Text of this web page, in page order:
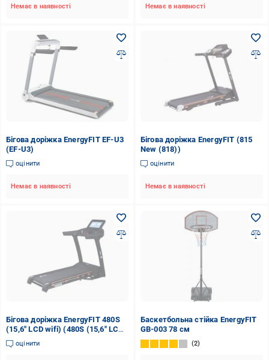
Немає в наявності Немає в наявності
Бігова доріжка EnergyFIT EF-U3
(EF-U3)
оцінити
Немає в наявності
Бігова доріжка EnergyFIT (815
New (818))
оцінити
Немає в наявності
Бігова доріжка EnergyFIT 480S
(15,6" LСD wifi) (480S (15,6" LСD
wifi))
оцінити
Баскетбольна стійка EnergyFIT
GB-003 78 см
2